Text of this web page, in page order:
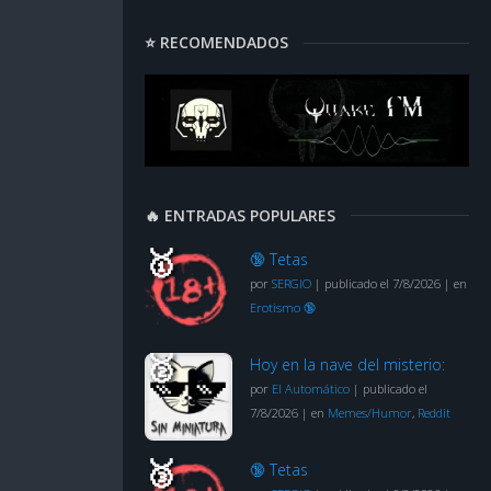
⭐ RECOMENDADOS
🔥 ENTRADAS POPULARES
🔞 Tetas
por SERGIO | publicado el 7/8/2026 | en
Erotismo 🔞
Hoy en la nave del misterio:
por El Automático | publicado el
7/8/2026 | en Memes/Humor, Reddit
🔞 Tetas